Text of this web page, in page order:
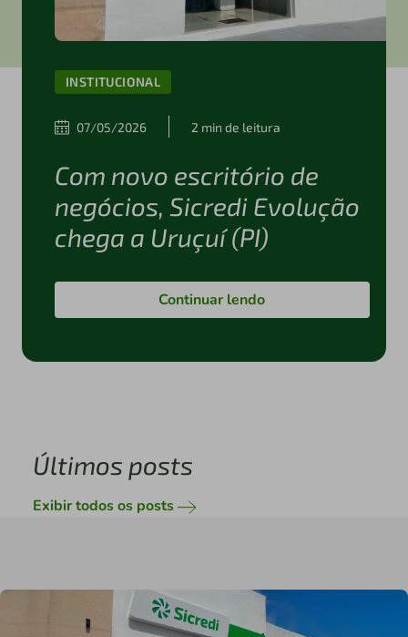
INSTITUCIONAL
07/05/2026 2 min de leitura
Com novo escritório de
negócios, Sicredi Evolução
chega a Uruçuí (PI)
Continuar lendo
Últimos posts
Exibir todos os posts